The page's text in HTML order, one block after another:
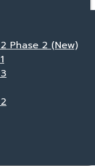
Phase 2 (New)